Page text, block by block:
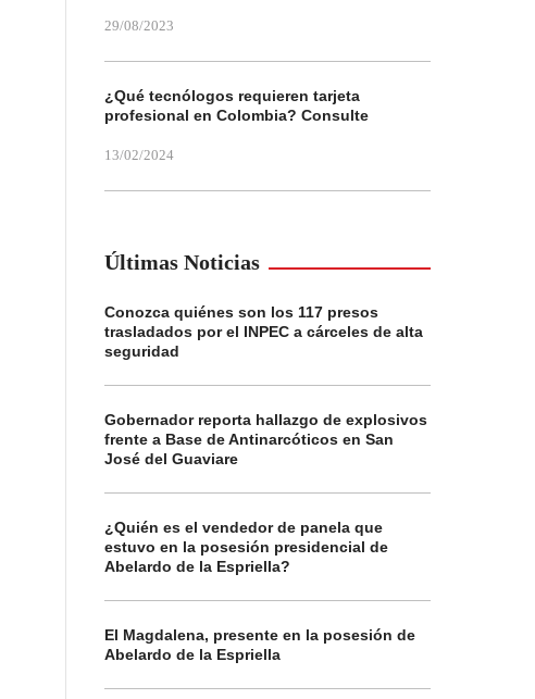
29/08/2023
¿Qué tecnólogos requieren tarjeta
profesional en Colombia? Consulte
13/02/2024
Últimas Noticias
Conozca quiénes son los 117 presos
trasladados por el INPEC a cárceles de alta
seguridad
Gobernador reporta hallazgo de explosivos
frente a Base de Antinarcóticos en San
José del Guaviare
¿Quién es el vendedor de panela que
estuvo en la posesión presidencial de
Abelardo de la Espriella?
El Magdalena, presente en la posesión de
Abelardo de la Espriella